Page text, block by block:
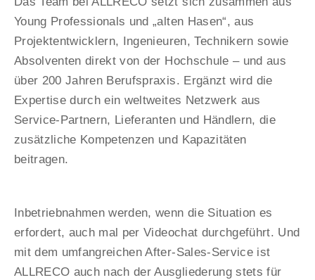
Young Professionals und „alten Hasen“, aus
Projektentwicklern, Ingenieuren, Technikern sowie
Absolventen direkt von der Hochschule – und aus
über 200 Jahren Berufspraxis. Ergänzt wird die
Expertise durch ein weltweites Netzwerk aus
Service-Partnern, Lieferanten und Händlern, die
zusätzliche Kompetenzen und Kapazitäten
beitragen.
Inbetriebnahmen werden, wenn die Situation es
erfordert, auch mal per Videochat durchgeführt. Und
mit dem umfangreichen After-Sales-Service ist
ALLRECO auch nach der Ausgliederung stets für